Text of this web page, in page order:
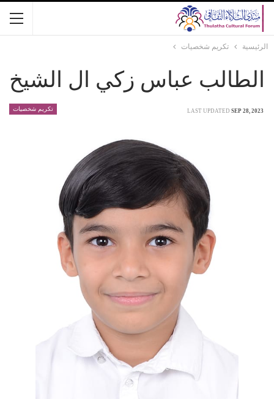
الرئيسية تكريم شخصيات
الطالب عباس زكي ال الشيخ
تكريم شخصيات LAST UPDATED SEP 28, 2023